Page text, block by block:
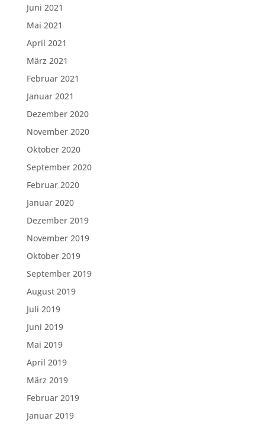
Juni 2021
Mai 2021
April 2021
März 2021
Februar 2021
Januar 2021
Dezember 2020
November 2020
Oktober 2020
September 2020
Februar 2020
Januar 2020
Dezember 2019
November 2019
Oktober 2019
September 2019
August 2019
Juli 2019
Juni 2019
Mai 2019
April 2019
März 2019
Februar 2019
Januar 2019